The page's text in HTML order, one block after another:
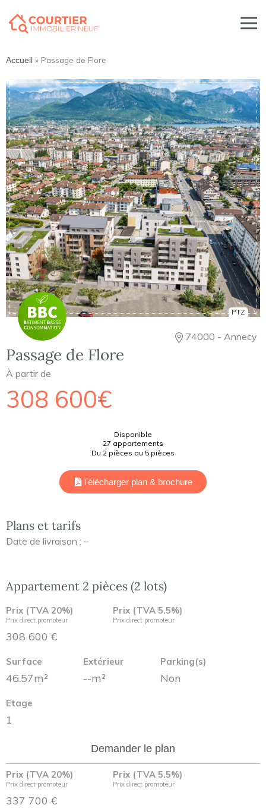
Accueil » Passage de Flore
PTZ
74000 - Annecy
Passage de Flore
À partir de
308 600€
Disponible
27 appartements
Du 2 pièces au 5 pièces
Télécharger plan & brochure
Plans et tarifs
Date de livraison : –
Appartement 2 pièces (2 lots)
Prix (TVA 20%)
Prix direct promoteur
308 600 €
Prix (TVA 5.5%)
Prix direct promoteur
Surface
46.57m²
Extérieur
--m²
Parking(s)
Non
Etage
1
Demander le plan
Prix (TVA 20%)
Prix direct promoteur
337 700 €
Prix (TVA 5.5%)
Prix direct promoteur